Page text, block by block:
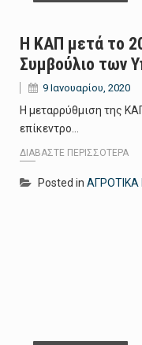
Η ΚΑΠ μετά το
Συμβούλιο των
9 Ιανουαρίου, 2020
Η μεταρρύθμιση της
επίκεντρο…
ΔΙΑΒΆΣΤΕ ΠΕΡΙΣΣΌΤΕΡΑ
Posted in ΑΓΡΟΤΙΚΑ